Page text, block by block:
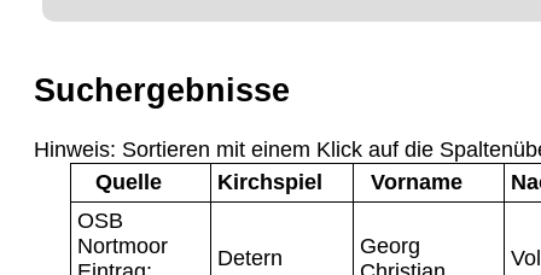
Suchergebnisse
Hinweis: Sortieren mit einem Klick auf die
Quelle
Kirchspiel Vorname
OSB
Nortmoor
Detern
Georg